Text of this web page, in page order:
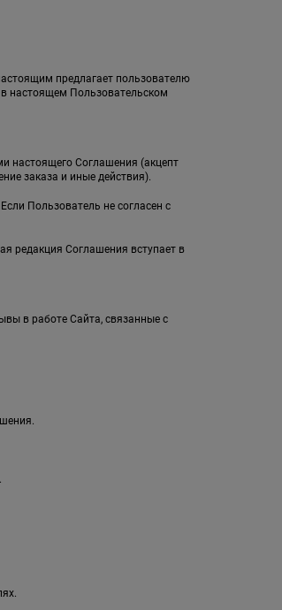
предлагает пользователю
настоящем Пользовательском
настоящего Соглашения (акцепт
заказа и иные действия).
Пользователь не согласен с
редакция Соглашения вступает в
в работе Сайта, связанные с